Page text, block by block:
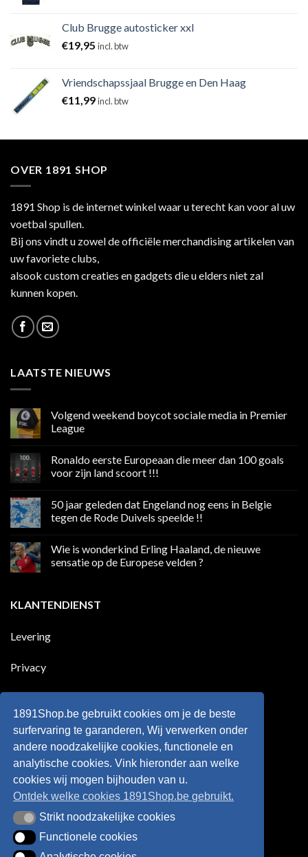
Club Brugge autosticker xxl
€19,95 incl. btw
Vriendschapssjaal Brugge en Den Haag
€11,99incl. btw
OVER 1891 SHOP
1891 Shop is de internet winkel waar u terecht kan voor al uw
voetbal spullen.
Bij ons vindt u zowel de officiële merchandising artikelen van
uw favoriete clubs,
alsook custom creaties en gadgets die u elders niet zal
kunnen kopen.
LAATSTE NIEUWS
Volgend weekend boycot sociale media in Premier
League
op
weekend
media
in
Premier
Ronaldo eerste Europeaan die meer dan 100 goals
voor zijn land scoort !!!
op
Ronaldo
eerste
meer
100
land
scoort
50 jaar geleden dat Engeland nog eens in Belgie
tegen de Rode Duivels speelde !!
op
jaar
nog
eens
tegen
Wie is wonderkind Erling Haaland, de nieuwe
sensatie op de Europese velden ?
Wie
is
Haaland,
Europese
?
KLANTENDIENST
Levering
Privacy
Retourneren
Algemene voorwaarden
1891Shop.be gebruikt cookies om je de beste
surfervaring te garanderen, Wij verwerken onder
andere noodzakelijke cookies, functionele en
analytische cookies. Vink hieronder aan welke
cookies wij mogen bijhouden van u.
Ontdek welke cookies 1891Shop.be gebruikt.
Strikt noodzakelijke cookies
Strikt noodzakelijke cookies
Functionele cookies
Functionele cookies